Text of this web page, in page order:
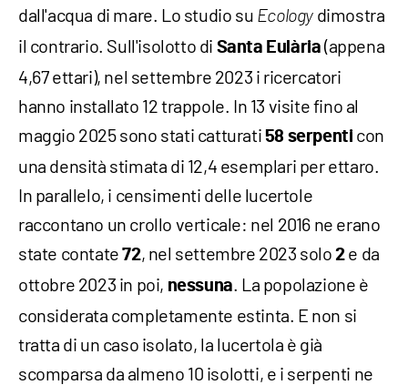
dall'acqua di mare. Lo studio su Ecology dimostra
il contrario. Sull'isolotto di Santa Eulària (appena
4,67 ettari), nel settembre 2023 i ricercatori
hanno installato 12 trappole. In 13 visite fino al
maggio 2025 sono stati catturati 58 serpenti con
una densità stimata di 12,4 esemplari per ettaro.
In parallelo, i censimenti delle lucertole
raccontano un crollo verticale: nel 2016 ne erano
state contate72, nel settembre 2023 solo2e da
ottobre 2023 in poi, nessuna. La popolazione è
considerata completamente estinta. E non si
tratta di un caso isolato, la lucertola è già
scomparsa da almeno 10 isolotti, e i serpenti ne